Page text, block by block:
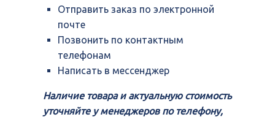
Отправить заказ по электронной
почте
Позвонить по контактным
телефонам
Написать в мессенджер
Наличие товара и актуальную стоимость
уточняйте у менеджеров по телефону,